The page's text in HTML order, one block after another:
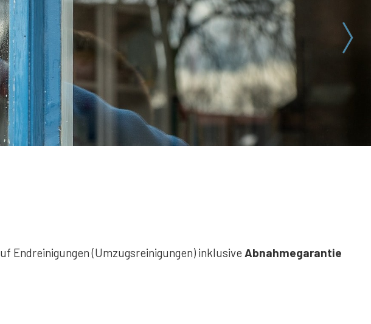
Endreinigungen (Umzugsreinigungen) inklusive Abnahmegarantie